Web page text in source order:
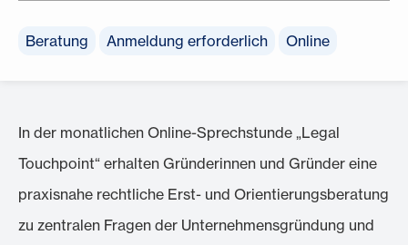
Beratung Anmeldung erforderlich Online
In der monatlichen Online-Sprechstunde „Legal
Touchpoint“ erhalten Gründerinnen und Gründer eine
praxisnahe rechtliche Erst- und Orientierungsberatung
zu zentralen Fragen der Unternehmensgründung und